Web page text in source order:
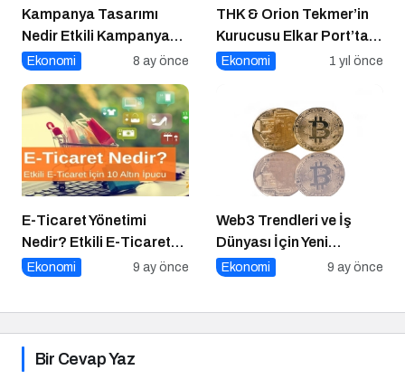
Kampanya Tasarımı
Nedir Etkili Kampanya
Tasarımı İçin 10 Altın
Ekonomi 8 ay önce
THK & Orion Tekmer’in
Kurucusu Elkar Port’tan
Savunma Sanayii
Yatırım
Ekonomi 1 yıl önce
E-Ticaret Yönetimi
Nedir? Etkili E-Ticaret
Yönetimi İçin 10 Altın
Ekonomi 9 ay önce
Web3 Trendleri ve İş
Dünyası İçin Yeni
Fırsatlar
Ekonomi 9 ay önce
Bir Cevap Yaz